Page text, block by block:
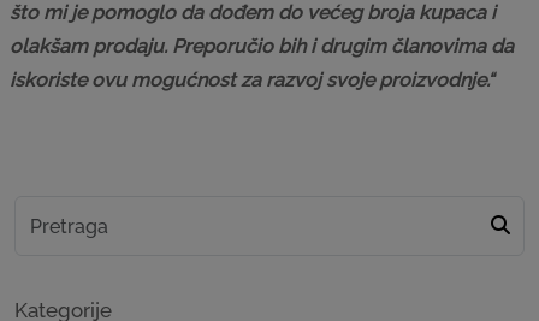
što mi je pomoglo da dođem do većeg broja kupaca i
olakšam prodaju. Preporučio bih i drugim članovima da
iskoriste ovu mogućnost za razvoj svoje proizvodnje.“
Kategorije